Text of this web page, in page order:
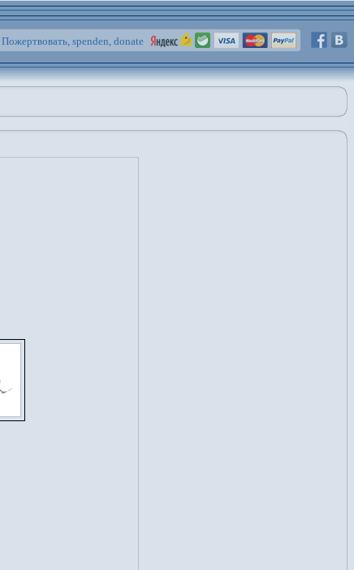
Пожертвовать, spenden, donate